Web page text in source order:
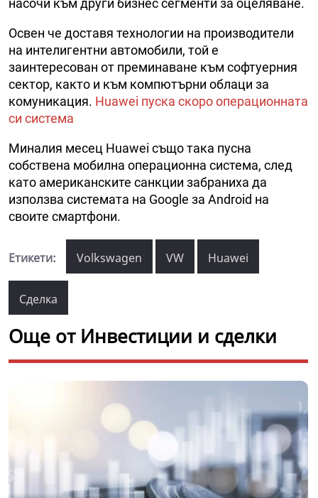
Освен че доставя технологии на производители
на интелигентни автомобили, той е
заинтересован от преминаване към софтуерния
сектор, както и към компютърни облаци за
комуникация. Huawei пуска скоро операционната
си система
Миналия месец Huawei също така пусна
собствена мобилна операционна система, след
като американските санкции забраниха да
използва системата на Google за Android на
своите смартфони.
Етикети: Volkswagen VW Huawei
Сделка
Още от Инвестиции и сделки